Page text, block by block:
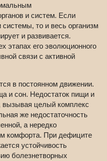
и систем. Если
то и весь организм
и развивается.
этапах его эволюционного
связи с активной
в постоянном движении.
и сон. Недостаток пищи и
вызывая целый комплекс
же недостаточность
а нередко
комфорта. При дефиците
устойчивость
болезнетворных